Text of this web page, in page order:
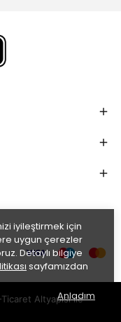
iyileştirmek için
uygun çerezler
Detaylı bilgiye
sayfamızdan
Anladım
Ticaret Altyapısı ile